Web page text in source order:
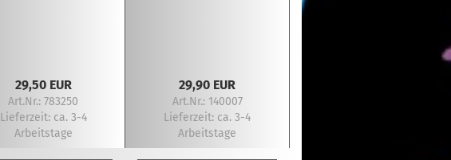
29,50 EUR
Art.Nr.: 783250
Lieferzeit: ca. 3-4
Arbeitstage
29,90 EUR
Art.Nr.: 140007
Lieferzeit: ca. 3-4
Arbeitstage